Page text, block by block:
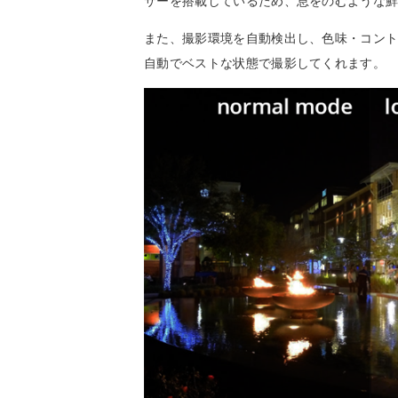
また、撮影環境を自動検出し、色味・コン
自動でベストな状態で撮影してくれます。